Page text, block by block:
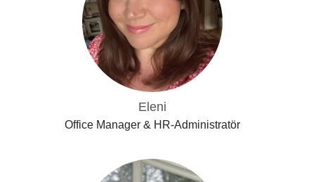
Eleni
Office Manager & HR-Administratör